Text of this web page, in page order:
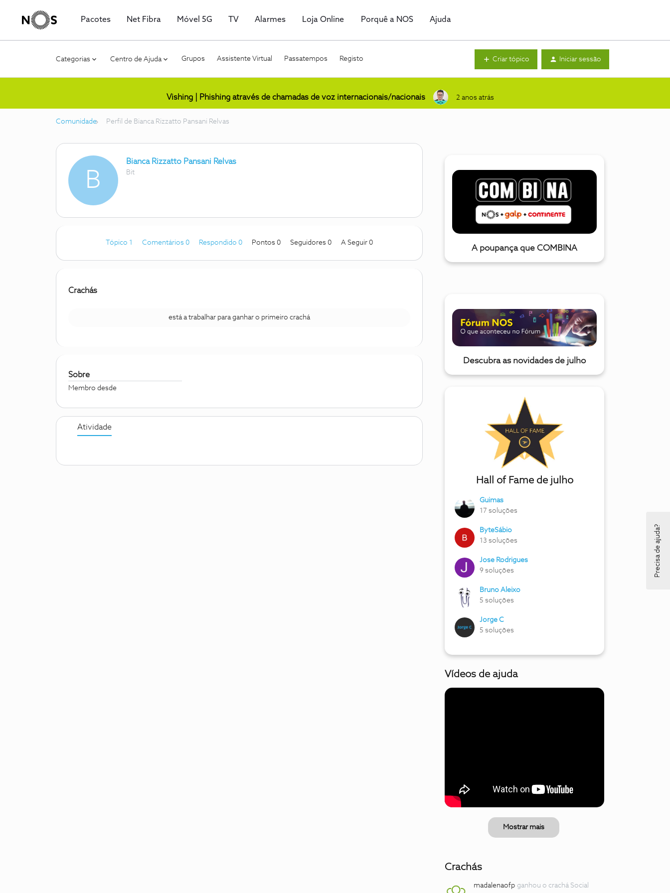
Pacotes Net Fibra Móvel 5G TV Alarmes Loja Online Porquê a NOS Ajuda
Categorias Centro de Ajuda Grupos Assistente Virtual Passatempos Registo Criar tópico Iniciar sessão
Vishing | Phishing através de chamadas de voz internacionais/nacionais 2 anos atrás
Comunidade Perfil de Bianca Rizzatto Pansani Relvas
B
Bianca Rizzatto Pansani Relvas
Bit
Tópico 1 Comentários 0 Respondido 0 Pontos 0 Seguidores 0 A Seguir 0
Crachás
está a trabalhar para ganhar o primeiro crachá
Sobre
Membro desde
Atividade
A poupança que COMBINA
Descubra as novidades de julho
Hall of Fame de julho
Guimas
17 soluções
ByteSábio
13 soluções
Jose Rodrigues
9 soluções
Bruno Aleixo
5 soluções
Jorge C
5 soluções
Vídeos de ajuda
Mostrar mais
Crachás
madalenaofp ganhou o crachá Social
Precisa de ajuda?